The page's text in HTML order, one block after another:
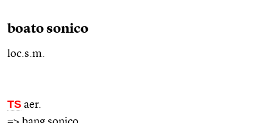
boato sonico
loc.s.m.
TS aer.